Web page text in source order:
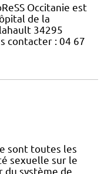
Occitanie est
de la
34295
contacter : 04 67
sont toutes les
sexuelle sur le
du système de